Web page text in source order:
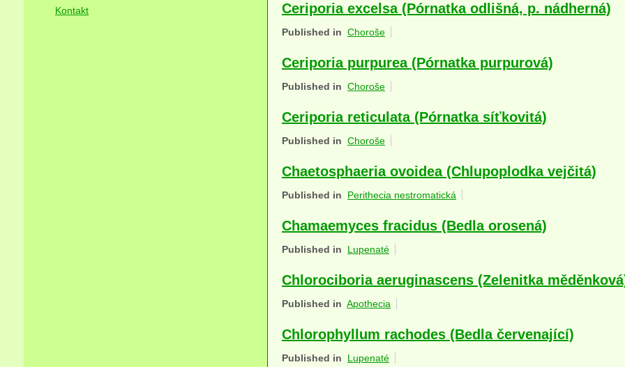
Ceriporia excelsa (Pórnatka odlišná, p. nádherná)
Published in Choroše
Ceriporia purpurea (Pórnatka purpurová)
Published in Choroše
Ceriporia reticulata (Pórnatka síťkovitá)
Published in Choroše
Chaetosphaeria ovoidea (Chlupoplodka vejčitá)
Published in Perithecia nestromatická
Chamaemyces fracidus (Bedla orosená)
Published in Lupenaté
Chlorociboria aeruginascens (Zelenitka
Published in Apothecia
Chlorophyllum rachodes (Bedla červenající)
Published in Lupenaté
Kontakt